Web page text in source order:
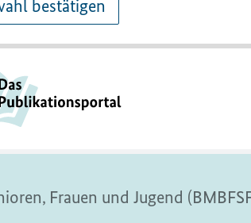
bestätigen
Frauen und Jugend